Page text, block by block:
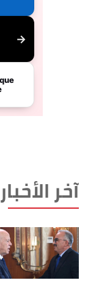
آخر الأخبار